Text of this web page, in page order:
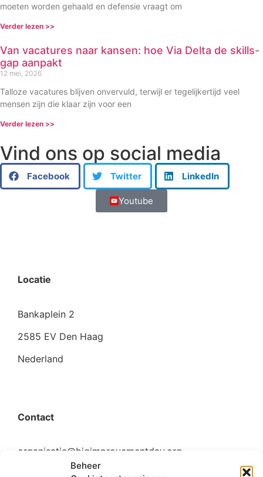
Beheer
moeten worden gehaald en defensie vraagt om
Verder lezen >>
Van vacatures naar kansen: hoe Via Delta de skills-
gap aanpakt
12 mei, 2026
Talloze vacatures blijven onvervuld, terwijl er tegelijkertijd veel
mensen zijn die klaar zijn voor een
Verder lezen >>
Vind ons op social media
Facebook Twitter LinkedIn
Youtube
Locatie
Bankaplein 2
2585 EV Den Haag
Nederland
Contact
organisatie@bigimprovementday.org
+31 6 53124595